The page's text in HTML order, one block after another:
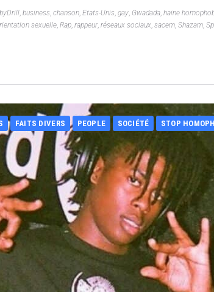
, business, chanson, Etats-Unis, gay, Gwadada, haine
sexuelle, Rap, rappeur, réseaux sociaux, sacem, Shazam,
FAITS DIVERS PEOPLE SOCIÉTÉ STOP